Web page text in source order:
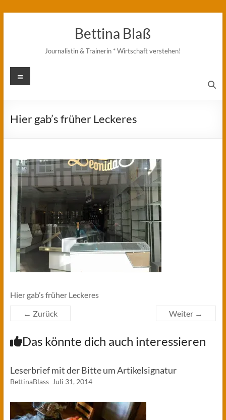
Bettina Blaß
Journalistin & Trainerin * Wirtschaft verstehen!
Menü
Hier gab’s früher Leckeres
Hier gab’s früher Leckeres
← Zurück
Weiter →
Das könnte dich auch interessieren
Leserbrief mit der Bitte um Artikelsignatur
BettinaBlass Juli 31, 2014